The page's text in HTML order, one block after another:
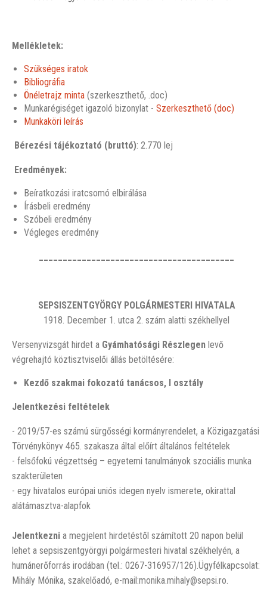
Mellékletek:
Szükséges iratok
Bibliográfia
Önéletrajz minta (szerkeszthető, .doc)
Munkarégiséget igazoló bizonylat - Szerkeszthető (doc)
Munkaköri leírás
Bérezési tájékoztató (bruttó): 2.770 lej
Eredmények:
Beíratkozási iratcsomó elbirálása
Írásbeli eredmény
Szóbeli eredmény
Végleges eredmény
SEPSISZENTGYÖRGY POLGÁRMESTERI HIVATALA
1918. December 1. utca 2. szám alatti székhellyel
Versenyvizsgát hirdet a Gyámhatósági Részlegen levő
végrehajtó köztisztviselői állás betöltésére:
Kezdő szakmai fokozatú tanácsos, I osztály
Jelentkezési feltételek
- 2019/57-es számú sürgősségi kormányrendelet, a Közigazgatási
Törvénykönyv 465. szakasza által előírt általános feltételek
- felsőfokú végzettség – egyetemi tanulmányok szociális munka
szakterületen
- egy hivatalos európai uniós idegen nyelv ismerete, okirattal
alátámasztva-alapfok
Jelentkezni a megjelent hirdetéstől számított 20 napon belül
lehet a sepsiszentgyörgyi polgármesteri hivatal székhelyén, a
humánerőforrás irodában (tel.: 0267-316957/126).Ügyfélkapcsolat:
Mihály Mónika, szakelőadó, e-mail:monika.mihaly@sepsi.ro.